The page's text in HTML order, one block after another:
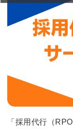
「採用代行（